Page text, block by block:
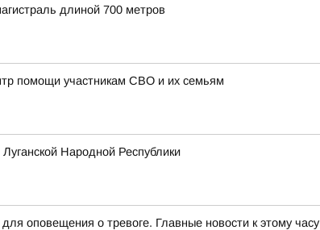
длиной 700 метров
помощи участникам СВО и их семьям
Народной Республики
оповещения о тревоге. Главные новости к этому часу